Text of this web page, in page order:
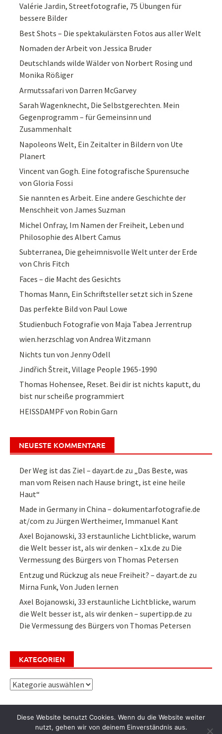
Valérie Jardin, Streetfotografie, 75 Übungen für
bessere Bilder
Best Shots – Die spektakulärsten Fotos aus aller Welt
Nomaden der Arbeit von Jessica Bruder
Deutschlands wilde Wälder von Norbert Rosing und
Monika Rößiger
Armutssafari von Darren McGarvey
Sarah Wagenknecht, Die Selbstgerechten. Mein
Gegenprogramm – für Gemeinsinn und
Zusammenhalt
Napoleons Welt, Ein Zeitalter in Bildern von Ute
Planert
Vincent van Gogh. Eine fotografische Spurensuche
von Gloria Fossi
Sie nannten es Arbeit. Eine andere Geschichte der
Menschheit von James Suzman
Michel Onfray, Im Namen der Freiheit, Leben und
Philosophie des Albert Camus
Subterranea, Die geheimnisvolle Welt unter der Erde
von Chris Fitch
Faces – die Macht des Gesichts
Thomas Mann, Ein Schriftsteller setzt sich in Szene
Das perfekte Bild von Paul Lowe
Studienbuch Fotografie von Maja Tabea Jerrentrup
wien.herzschlag von Andrea Witzmann
Nichts tun von Jenny Odell
Jindřich Štreit, Village People 1965-1990
Thomas Hohensee, Reset. Bei dir ist nichts kaputt, du
bist nur scheiße programmiert
HEISSDAMPF von Robin Garn
NEUESTE KOMMENTARE
Der Weg ist das Ziel – dayart.de zu „Das Beste, was
man vom Reisen nach Hause bringt, ist eine heile
Haut“
Made in Germany in China – dokumentarfotografie.de
at/com zuJürgen Wertheimer, Immanuel Kant
Axel Bojanowski, 33 erstaunliche Lichtblicke, warum
die Welt besser ist, als wir denken – x1x.de zu Die
Vermessung des Bürgers von Thomas Petersen
Entzug und Rückzug als neue Freiheit? – dayart.de zu
Mirna Funk, Von Juden lernen
Axel Bojanowski, 33 erstaunliche Lichtblicke, warum
die Welt besser ist, als wir denken – supertipp.de zu
Die Vermessung des Bürgers von Thomas Petersen
KATEGORIEN
Kategorien
Diese Website benutzt Cookies. Wenn du die Website weiter
nutzt, gehen wir von deinem Einverständnis aus.